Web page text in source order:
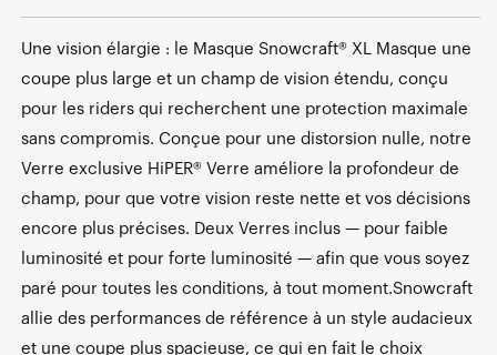
Une vision élargie : le Masque Snowcraft® XL Masque une
coupe plus large et un champ de vision étendu, conçu
pour les riders qui recherchent une protection maximale
sans compromis. Conçue pour une distorsion nulle, notre
Verre exclusive HiPER® Verre améliore la profondeur de
champ, pour que votre vision reste nette et vos décisions
encore plus précises. Deux Verres inclus — pour faible
luminosité et pour forte luminosité — afin que vous soyez
paré pour toutes les conditions, à tout moment.Snowcraft
allie des performances de référence à un style audacieux
et une coupe plus spacieuse, ce qui en fait le choix